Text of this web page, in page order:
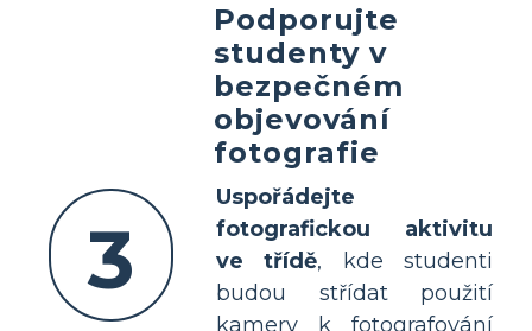
3
Podporujte
studenty v
bezpečném
objevování
fotografie
Uspořádejte
fotografickou aktivitu
ve třídě, kde studenti
budou střídat použití
kamery k fotografování